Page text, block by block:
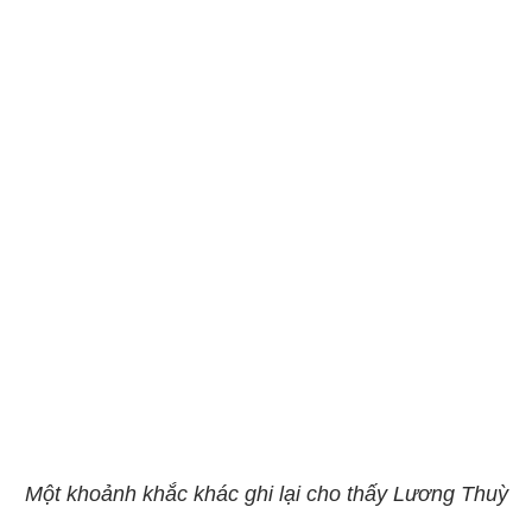
Một khoảnh khắc khác ghi lại cho thấy Lương Thuỳ